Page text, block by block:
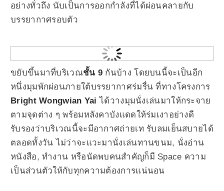
อย่างทั่วถึง นับเป็นการออกกำลังที่ได้ผ่อนคลายกับ
บรรยากาศรอบตัว
ขยับขึ้นมาที่บริเวณชั้น 9 กันบ้าง โดยบนนี้จะเป็นอีก
หนึ่งมุมพักผ่อนภายใต้บรรยากาศร่มรื่น ที่ทางโครงการ
Bright Wongwian Yai ได้วางมุมนั่งเล่นมาให้กระจาย
ตามจุดต่าง ๆ พร้อมหลังคาบังแดดให้ร่มเงาอย่างดี
รับรองว่าบริเวณนี้จะมีอากาศถ่ายเท รับลมเย็นสบายได้
ตลอดทั้งวัน ไม่ว่าจะแวะมานั่งเล่นทานขนม, นั่งอ่าน
หนังสือ, ทำงาน หรือนัดพบคนสำคัญก็มี Space ความ
เป็นส่วนตัวให้กับทุกความต้องการแน่นอน